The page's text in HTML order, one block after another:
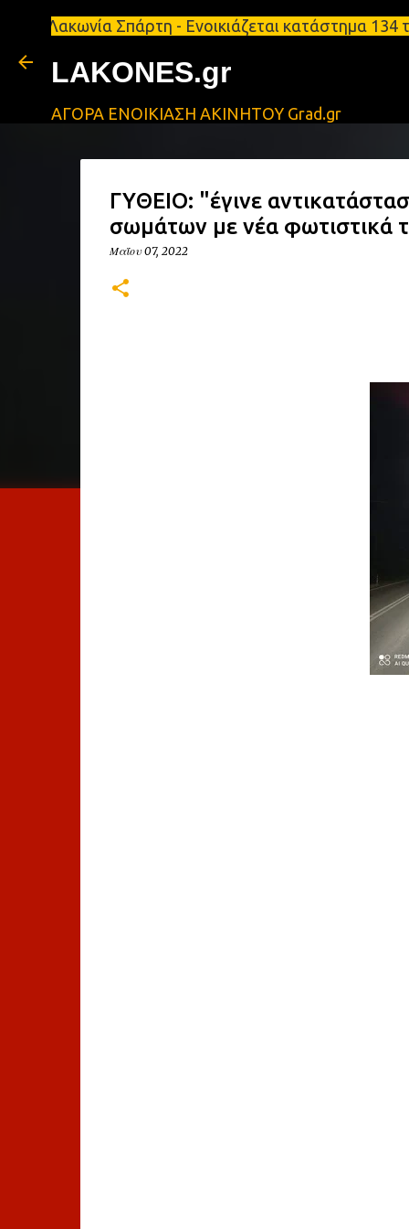
Σπάρτη - Ενοικιάζεται κατάστημα 134
LAKONES.gr
ΑΓΟΡΑ ΕΝΟΙΚΙΑΣΗ ΑΚΙΝΗΤΟΥ Grad.gr
ΓΥΘΕΙΟ: "έγινε
σωμάτων με νέα φωτιστικά
Μαΐου 07, 2022